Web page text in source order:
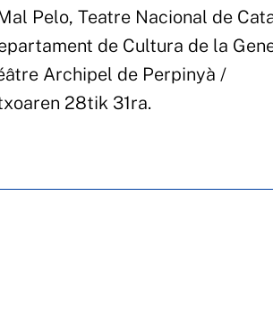
Pelo, Teatre Nacional de
de Cultura de la
Archipel de Perpinyà /
28tik 31ra.